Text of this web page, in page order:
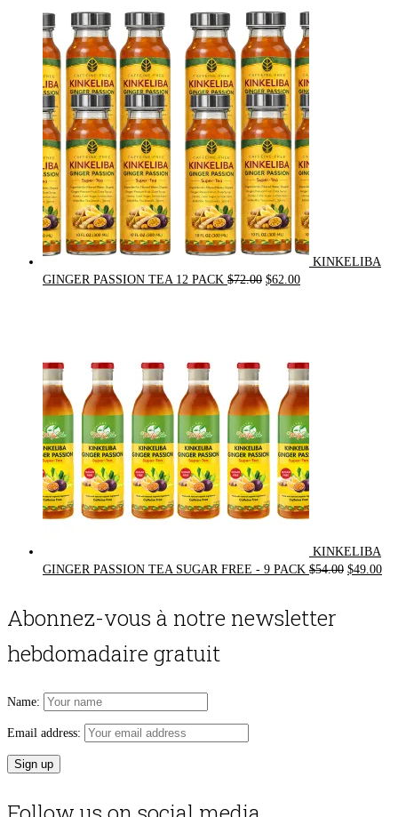
was:
$21.00.
is:
$20.00.
KINKELIBA
GINGER PASSION TEA 12 PACK $72.00 Original
$62.00Current
KINKELIBA
GINGER PASSION TEA SUGAR FREE - 9 PACK $54.00 Original
$49.00
Abonnez-vous à notre newsletter
hebdomadaire gratuit
Name:
Email address: